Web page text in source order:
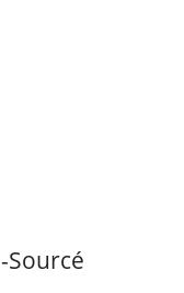
Sourcé